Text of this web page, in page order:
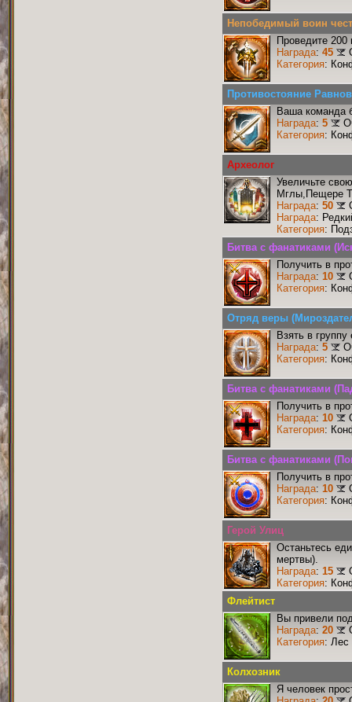
Непобедимый воин
Проведите 200
Награда: 45
Категория:
Противостояние
Ваша команда
Награда: 5
Категория:
Археолог
Увеличьте
Мглы,Пещере
Награда: 50
Награда:
Категория:
Битва с фанатиками
Получить в
Награда: 10
Категория:
Отряд веры
Взять в
Награда: 5
Категория:
Битва с фанатиками
Получить в
Награда: 10
Категория:
Битва с фанатиками
Получить в
Награда: 10
Категория:
Герой Улиц
Останьтесь
мертвы).
Награда: 15
Категория:
Флейтист
Вы привели
Награда: 20
Категория: Лес
Колхозник
Я человек